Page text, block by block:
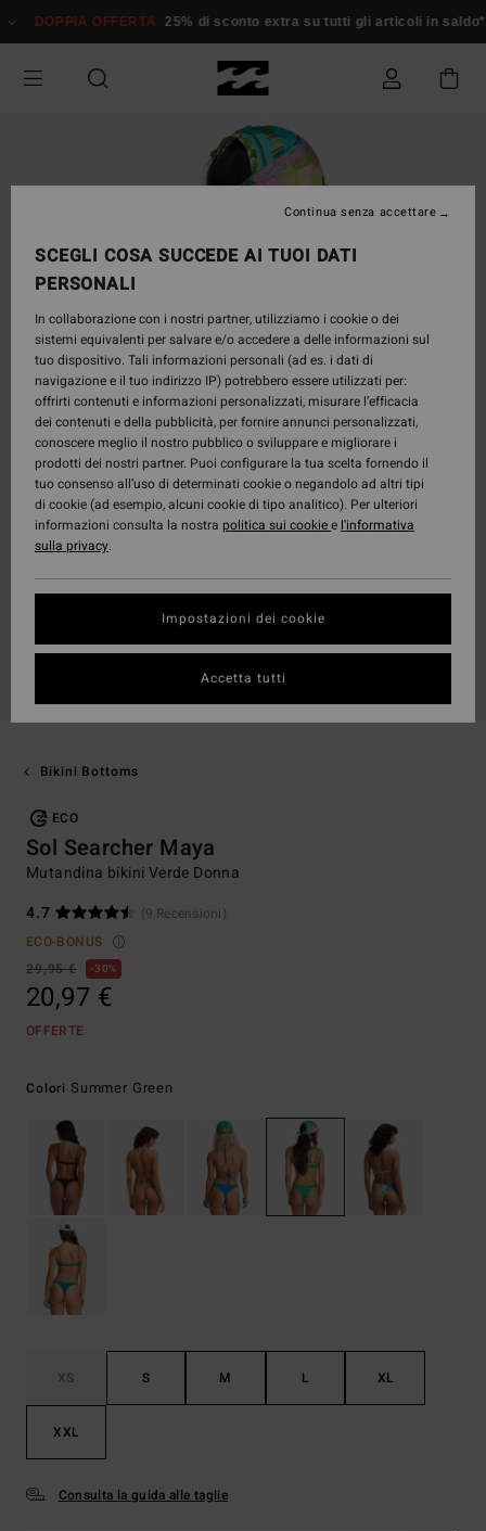
alle
prodotto
DOPPIA OFFERTA 25% di sconto extra su tutti gli articoli in
Bikini Bottoms
ECO
Sol Searcher Maya
Mutandina bikini Verde Donna
4.7
(9 Recensioni)
ECO-BONUS
29,95 €
30%
20,97 €
OFFERTE
Colori Summer Green
XS S M L XL
XXL
Consulta la guida alle taglie
SCEGLI COSA SUCCEDE AI TUOI DATI
PERSONALI
In collaborazione con i nostri partner, utilizziamo i cookie o dei
sistemi equivalenti per salvare e/o accedere a delle informazioni sul
tuo dispositivo. Tali informazioni personali (ad es. i dati di
navigazione e il tuo indirizzo IP) potrebbero essere utilizzati per:
offrirti contenuti e informazioni personalizzati, misurare l’efficacia
dei contenuti e della pubblicità, per fornire annunci personalizzati,
conoscere meglio il nostro pubblico o sviluppare e migliorare i
prodotti dei nostri partner. Puoi configurare la tua scelta fornendo il
tuo consenso all’uso di determinati cookie o negandolo ad altri tipi
di cookie (ad esempio, alcuni cookie di tipo analitico). Per ulteriori
informazioni consulta la nostra politica sui cookiee l'informativa
sulla privacy.
Impostazioni dei cookie
Continua senza accettare
Accetta tutti